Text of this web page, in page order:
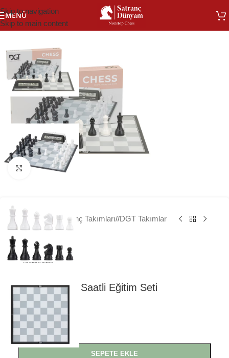
Skip to navigation
Skip to main content
MENÜ
Büyütmek için tıklayın
Ana Sayfa/ Satranç Takımları/ DGT Takımlar
DGT Satranç Saatli Eğitim Seti
3.990₺
Stokta
SEPETE EKLE